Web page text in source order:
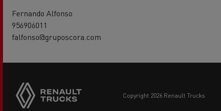
Fernando Alfonso
956906011
falfonso@gruposcora.com
copyright 2026 Renault Trucks